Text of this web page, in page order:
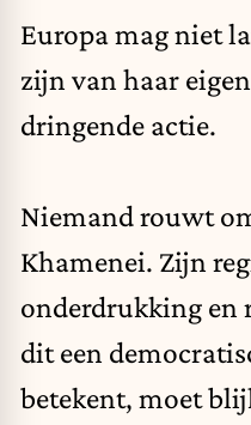
Europa mag niet
zijn van haar
dringende actie.
Niemand rouwt
Khamenei. Zijn
onderdrukking en
dit een
betekent, moet